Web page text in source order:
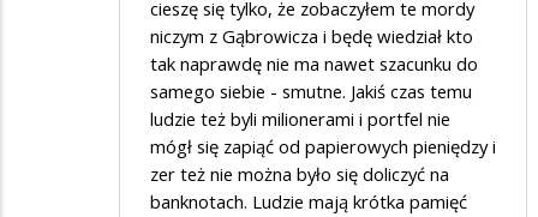
cieszę się tylko, że zobaczyłem te mordy
niczym z Gąbrowicza i będę wiedział kto
tak naprawdę nie ma nawet szacunku do
samego siebie - smutne. Jakiś czas temu
ludzie też byli milionerami i portfel nie
mógł się zapiąć od papierowych pieniędzy i
zer też nie można było się doliczyć na
banknotach. Ludzie mają krótka pamięć